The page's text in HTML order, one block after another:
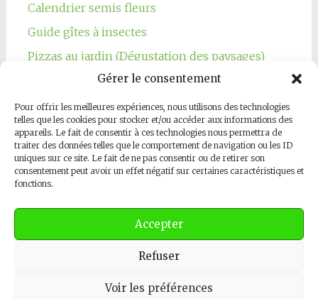
Gérer le consentement
Pour offrir les meilleures expériences, nous utilisons des technologies
telles que les cookies pour stocker et/ou accéder aux informations des
appareils. Le fait de consentir à ces technologies nous permettra de
traiter des données telles que le comportement de navigation ou les ID
uniques sur ce site. Le fait de ne pas consentir ou de retirer son
consentement peut avoir un effet négatif sur certaines caractéristiques et
fonctions.
Accepter
Refuser
Voir les préférences
Calendrier semis fleurs
Guide gîtes à insectes
Pizzas au jardin (Dégustation des paysages)
Notre page Facebook
par ThemeGrill. Powered by
Contactez-nous